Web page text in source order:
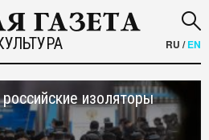
RU /EN
изоляторы